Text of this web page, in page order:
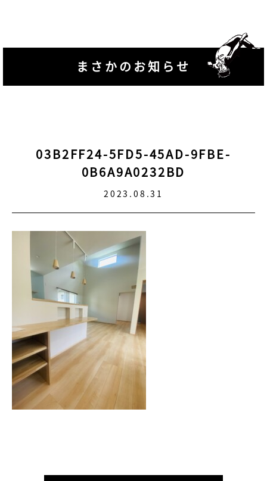
まさかのお知らせ
03B2FF24-5FD5-45AD-9FBE-
0B6A9A0232BD
2023.08.31